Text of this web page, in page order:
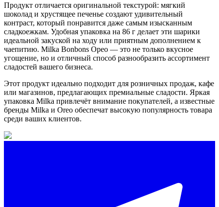
Продукт отличается оригинальной текстурой: мягкий
шоколад и хрустящее печенье создают удивительный
контраст, который понравится даже самым изысканным
сладкоежкам. Удобная упаковка на 86 г делает эти шарики
идеальной закуской на ходу или приятным дополнением к
чаепитию. Milka Bonbons Орео — это не только вкусное
угощение, но и отличный способ разнообразить ассортимент
сладостей вашего бизнеса.
Этот продукт идеально подходит для розничных продаж, кафе
или магазинов, предлагающих премиальные сладости. Яркая
упаковка Milka привлечёт внимание покупателей, а известные
бренды Milka и Oreo обеспечат высокую популярность товара
среди ваших клиентов.